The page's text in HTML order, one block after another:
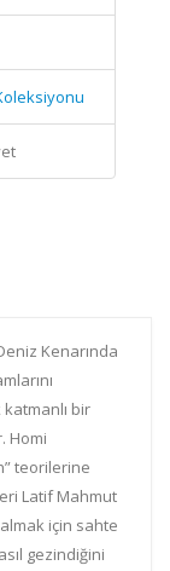
Kenarında
bir
Homi
teorilerine
Latif Mahmut
için sahte
gezindiğini